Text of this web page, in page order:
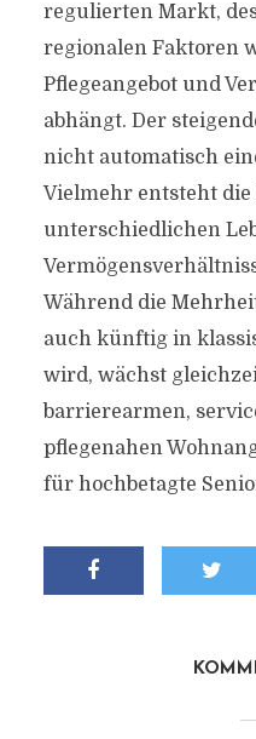
regulierten Markt,
regionalen Faktoren
Pflegeangebot und
abhängt. Der
nicht automatisch
Vielmehr entsteht
unterschiedlichen
Während die
auch künftig in
wird, wächst
barrierearmen,
pflegenahen
für hochbetagte